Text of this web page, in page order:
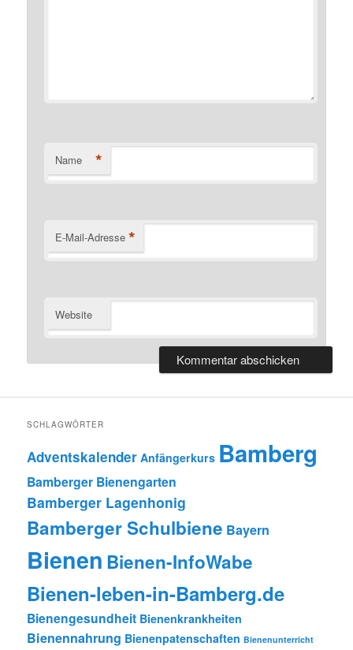
Name *
E-Mail-Adresse *
Website
SCHLAGWÖRTER
Adventskalender Anfängerkurs Bamberg
Bamberger Bienengarten
Bamberger Lagenhonig
Bamberger Schulbiene Bayern
Bienen Bienen-InfoWabe
Bienen-leben-in-Bamberg.de
Bienengesundheit Bienenkrankheiten
Bienennahrung Bienenpatenschaften Bienenunterricht